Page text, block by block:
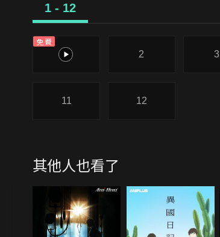
1 - 12
免費
1
2 3
11 12
其他人也看了